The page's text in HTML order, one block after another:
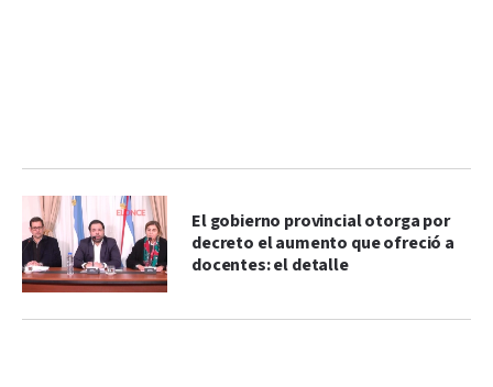
El gobierno provincial otorga por
decreto el aumento que ofreció a
docentes: el detalle